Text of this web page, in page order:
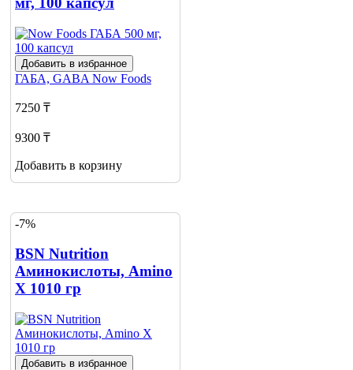
Добавить в избранное
ГАБА, GABA Now Foods
7250 ₸
9300 ₸
Добавить в корзину
-7%
BSN Nutrition
Аминокислоты, Amino
X 1010 гр
Добавить в избранное